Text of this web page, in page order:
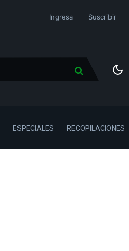
Ingresa Suscribir
ESPECIALES RECOPILACIONES